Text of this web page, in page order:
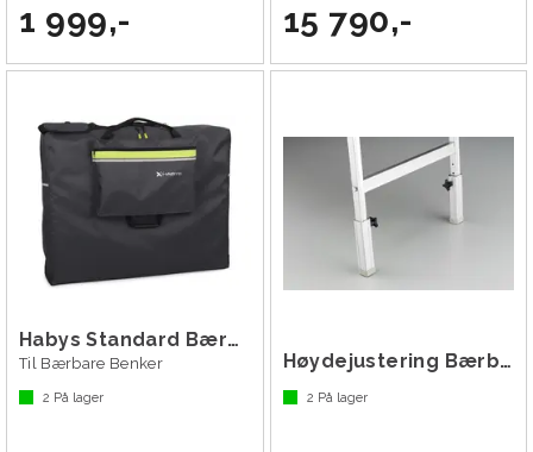
1 999,- 15 790,-
Habys Standard Bæreveske
Til Bærbare Benker
2 På lager
Høydejustering Bærbar Behandlingsbenk
2 På lager